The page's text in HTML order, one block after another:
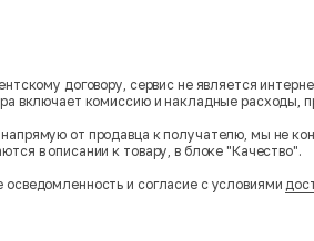
договору, сервис не является
включает комиссию и накладные расходы,
от продавца к получателю, мы не
в описании к товару, в блоке "Качество".
и согласие с условиями